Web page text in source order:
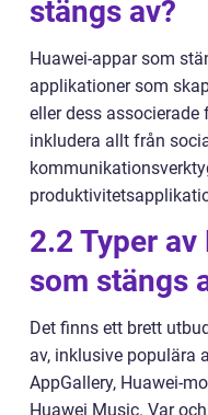
stängs av?
Huawei-appar som
applikationer som
eller dess associerade
inkludera allt från
2.2 Typer
som stängs
Det finns ett brett
av, inklusive populära
AppGallery, Huawei-
Huawei Music. Var